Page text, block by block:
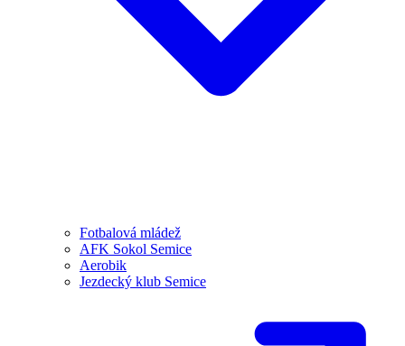
Fotbalová mládež
AFK Sokol Semice
Aerobik
Jezdecký klub Semice